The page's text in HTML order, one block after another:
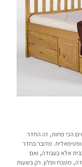
הכי פחות, זה החדר
מדובר בחדר
אלא בעבודה, ואם
מטבח וסלון. רק בשעות